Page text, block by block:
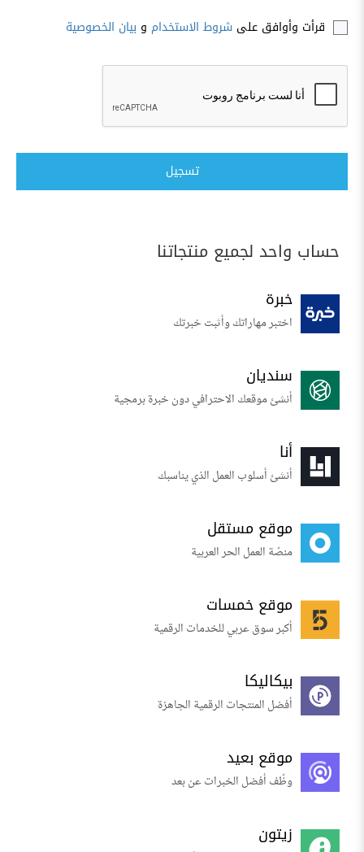
قرأت وأوافق على شروط الاستخدام و بيان الخصوصية
تسجيل
حساب واحد لجميع منتجاتنا
خبرة
اختبر مهاراتك وأثبت خبرتك
سنديان
أنشئ موقعك الاحترافي دون خبرة برمجية
أنا
أنشئ أسلوب العمل الذي يناسبك
موقع مستقل
منصّة العمل الحر العربية
موقع خمسات
أكبر سوق عربي للخدمات الرقمية
بيكاليكا
أفضل المنتجات الرقمية الجاهزة
موقع بعيد
وظّف أفضل الخبرات عن بعد
زيتون